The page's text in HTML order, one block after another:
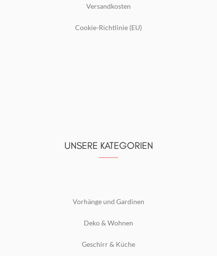
Versandkosten
Cookie-Richtlinie (EU)
UNSERE KATEGORIEN
Vorhänge und Gardinen
Deko & Wohnen
Geschirr & Küche